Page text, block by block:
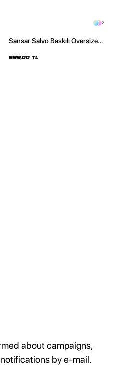
2
Sansar Salvo Baskılı Oversize
699,00 TL
about campaigns,
by e-mail.